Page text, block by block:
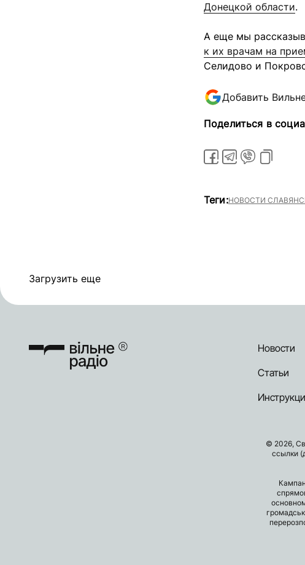
Донецкой области.
А еще мы
к их врачам на
Селидово и
Добавить
Поделиться в
Теги:НОВОСТИ
Загрузить еще
Новости
Статьи
© 2026,
ссылки